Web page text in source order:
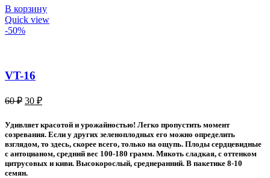
В корзину
Quick view
-50%
VT-16
60₽ Первоначальная
60 ₽.
30 ₽Текущая
30 ₽.
Удивляет красотой и урожайностью! Легко пропустить момент
созревания. Если у других зеленоплодных его можно определить
взглядом, то здесь, скорее всего, только на ощупь. Плоды сердцевидные
с антоцианом, средний вес 100-180 грамм. Мякоть сладкая, с оттенком
цитрусовых и киви. Высокорослый, среднеранний. В пакетике 8-10
семян.